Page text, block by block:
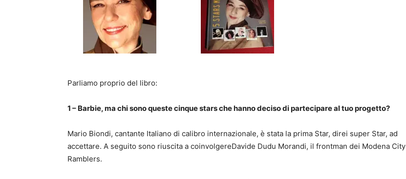
Parliamo proprio del libro:
1 – Barbie, ma chi sono queste cinque stars che hanno deciso di partecipare al tuo progetto?
Mario Biondi, cantante Italiano di calibro internazionale, è stata la prima Star, direi super Star, ad
accettare. A seguito sono riuscita a coinvolgereDavide Dudu Morandi, il frontman dei Modena City
Ramblers.